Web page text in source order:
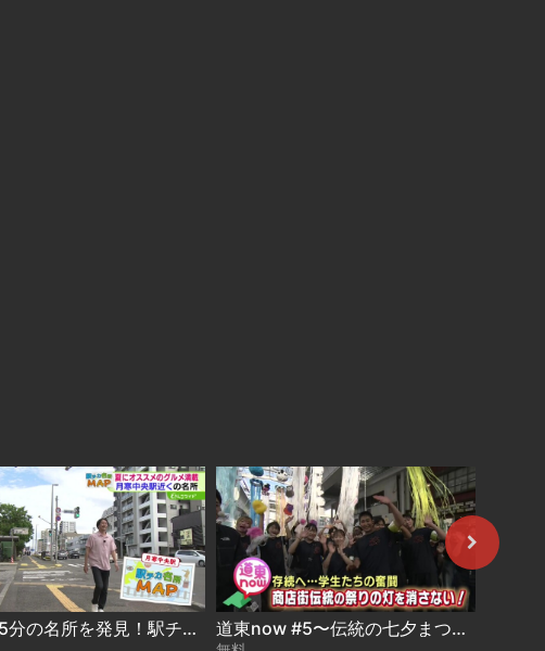
駅から5分の名所を発見！駅チカ名所MAP〜月寒中央駅 2026-08-05 道東now #5〜伝統の七夕まつり 存続危機を学生が守る 2026-08-04